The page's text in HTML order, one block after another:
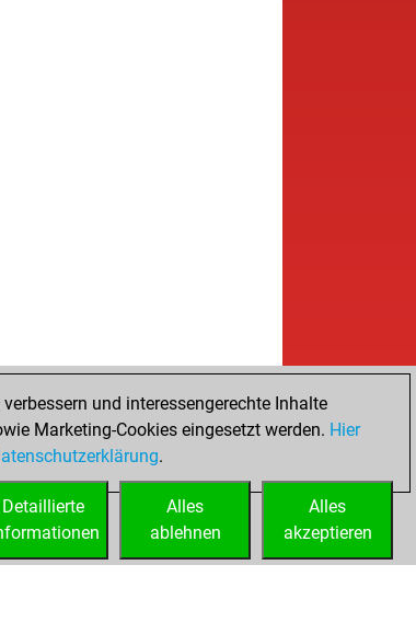
und interessengerechte Inhalte
Marketing-Cookies eingesetzt werden. Hier
.
Alles
akzeptieren
Alles
ablehnen
Detaillierte